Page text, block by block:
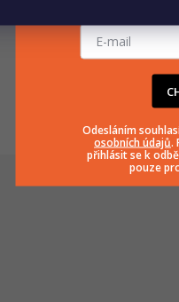
Odesláním
osobních údajů.
přihlásit se k
pouze